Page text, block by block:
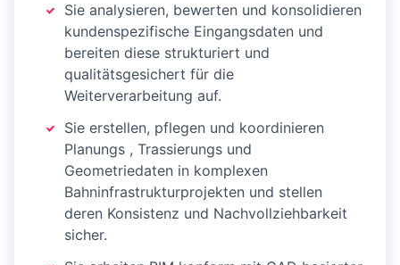
Sie analysieren, bewerten und konsolidieren
kundenspezifische Eingangsdaten und
bereiten diese strukturiert und
qualitätsgesichert für die
Weiterverarbeitung auf.
Sie erstellen, pflegen und koordinieren
Planungs , Trassierungs und
Geometriedaten in komplexen
Bahninfrastrukturprojekten und stellen
deren Konsistenz und Nachvollziehbarkeit
sicher.